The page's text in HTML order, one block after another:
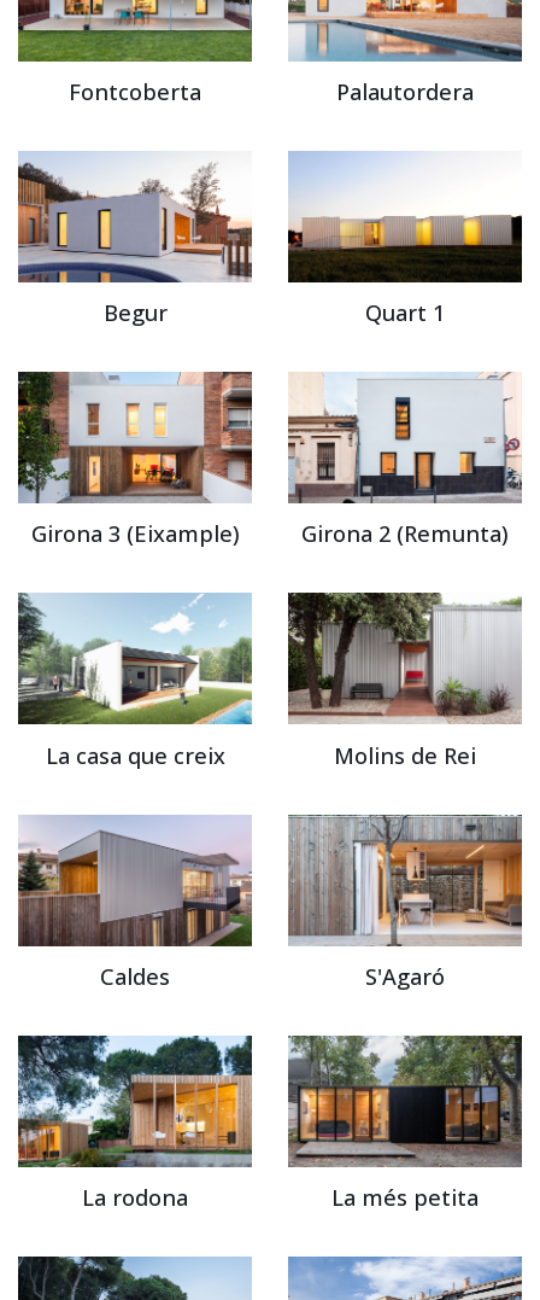
Fontcoberta Palautordera
Begur Quart 1
Girona 3 (Eixample) Girona 2 (Remunta)
La casa que creix Molins de Rei
Caldes S'Agaró
La rodona La més petita